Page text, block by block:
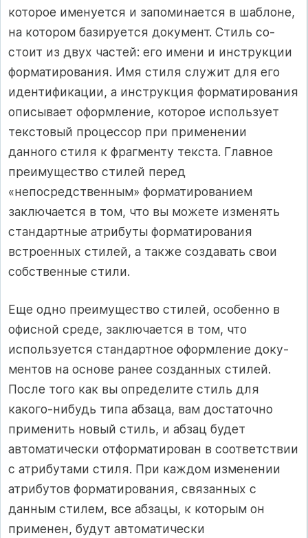
которое именуется и за­поминается в шаблоне,
на котором базируется документ. Стиль со­
стоит из двух частей: его имени и инструкции
форматирования. Имя стиля служит для его
идентификации, а инструкция форма­тирования
описывает оформление, которое использует
текстовый процессор при применении
данного стиля к фрагменту текста. Главное
преимущество стилей перед
«непосредственным» форма­тированием
заключается в том, что вы можете изменять
стандарт­ные атрибуты форматирования
встроенных стилей, а также созда­вать свои
собственные стили.
Еще одно преимущество стилей, особенно в
офисной среде, за­ключается в том, что
используется стандартное оформление доку­
ментов на основе ранее созданных стилей.
После того как вы опреде­лите стиль для
какого-нибудь типа абзаца, вам достаточно
приме­нить новый стиль, и абзац будет
автоматически отформатирован в соответствии
с атрибутами стиля. При каждом изменении
атри­бутов форматирования, связанных с
данным стилем, все абзацы, к которым он
применен, будут автоматически